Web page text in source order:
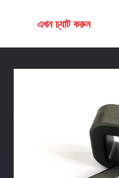
এখন চ্যাট করুন